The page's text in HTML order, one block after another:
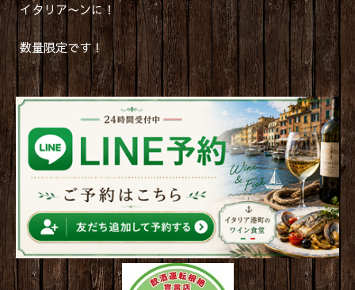
イタリア〜ンに！
数量限定です！